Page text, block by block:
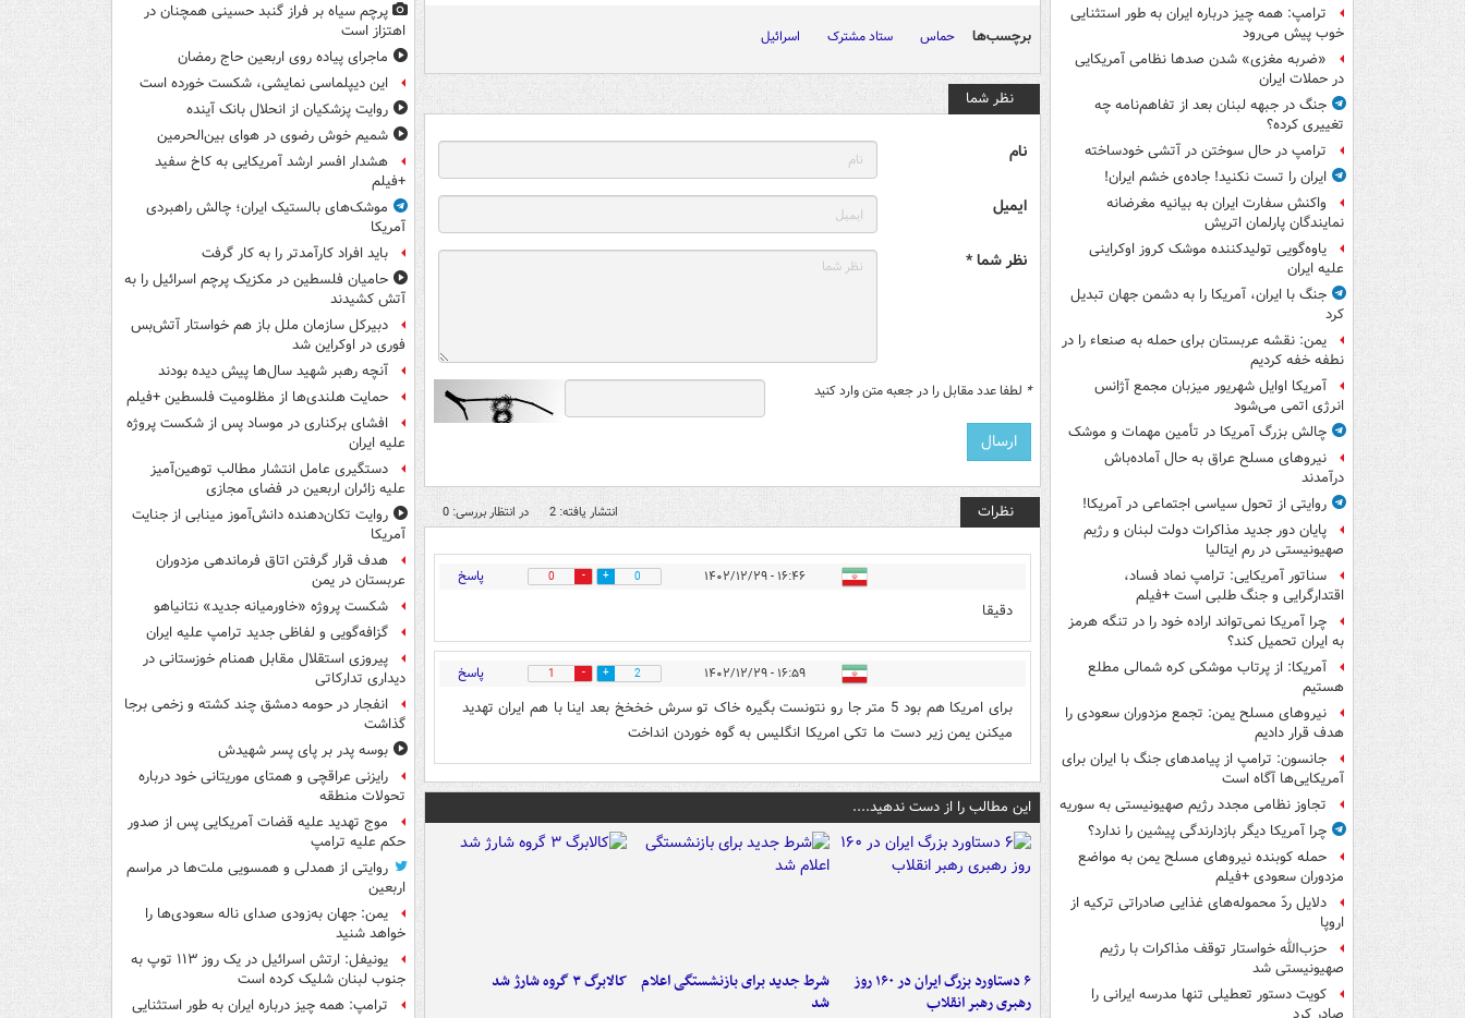
ترامپ: همه چیز درباره ایران به طور استثنایی
خوب پیش می‌رود
«ضربه مغزی» شدن صدها نظامی آمریکایی
در حملات ایران
جنگ در جبهه لبنان بعد از تفاهم‌نامه چه
تغییری کرده؟
ترامپ در حال سوختن در آتشی خودساخته
ایران را تست نکنید! جاده‌ی خشم ایران!
واکنش سفارت ایران به بیانیه مغرضانه
نمایندگان پارلمان اتریش
یاوه‌گویی تولیدکننده موشک کروز اوکراینی
علیه ایران
جنگ با ایران، آمریکا را به دشمن جهان تبدیل
کرد
یمن: نقشه عربستان برای حمله به صنعاء را در
نطفه خفه کردیم
آمریکا اوایل شهریور میزبان مجمع آژانس
انرژی اتمی می‌شود
چالش بزرگ آمریکا در تأمین مهمات و موشک
نیروهای مسلح عراق به حال آماده‌باش
درآمدند
روایتی از تحول سیاسی اجتماعی در آمریکا!
پایان دور جدید مذاکرات دولت لبنان و رژیم
صهیونیستی در رم ایتالیا
سناتور آمریکایی: ترامپ نماد فساد،
اقتدارگرایی و جنگ طلبی است +فیلم
چرا آمریکا نمی‌تواند اراده خود را در تنگه هرمز
به ایران تحمیل کند؟
آمریکا: از پرتاب موشکی کره شمالی مطلع
هستیم
نیروهای مسلح یمن: تجمع مزدوران سعودی را
هدف قرار دادیم
جانسون: ترامپ از پیامدهای جنگ با ایران برای
آمریکایی‌ها آگاه است
تجاوز نظامی مجدد رژیم صهیونیستی به سوریه
چرا آمریکا دیگر بازدارندگی پیشین را ندارد؟
حمله کوبنده نیروهای مسلح یمن به مواضع
مزدوران سعودی +فیلم
دلایل ردّ محموله‌های غذایی صادراتی ترکیه از
اروپا
حزب‌الله خواستار توقف مذاکرات با رژیم
صهیونیستی شد
کویت دستور تعطیلی تنها مدرسه ایرانی را
برچسب‌ها حماس ستاد مشترک اسرائیل
نظر شما
نام
ایمیل
نظر شما *
* لطفا عدد مقابل را در جعبه متن وارد کنید
نظرات انتشار یافته: 2 در انتظار بررسی: 0
۱۶:۴۶ - ۱۴۰۲/۱۲/۲۹ 0
0 پاسخ
دقیقا
۱۶:۵۹ - ۱۴۰۲/۱۲/۲۹ 2
1 پاسخ
برای امریکا هم بود 5 متر جا رو نتونست بگیره خاک تو سرش خخخخ بعد اینا با هم ایران تهدید
میکنن یمن زیر دست ما تکی امریکا انگلیس به گوه خوردن انداخت
این مطالب را از دست ندهید....
۶ دستاورد بزرگ ایران در ۱۶۰ روز
رهبری رهبر انقلاب
شرط جدید برای بازنشستگی اعلام
شد
کالابرگ ۳ گروه شارژ شد
پرچم سیاه بر فراز گنبد حسینی همچنان در
اهتزاز است
ماجرای پیاده روی اربعین حاج رمضان
این دیپلماسی نمایشی، شکست خورده است
روایت پزشکیان از انحلال بانک آینده
شمیم خوش رضوی در هوای بین‌الحرمین
هشدار افسر ارشد آمریکایی به کاخ سفید
+فیلم
موشک‌های بالستیک ایران؛ چالش راهبردی
آمریکا
باید افراد کارآمدتر را به کار گرفت
حامیان فلسطین در مکزیک پرچم اسرائیل را به
آتش کشیدند
دبیرکل سازمان ملل باز هم خواستار آتش‌بس
فوری در اوکراین شد
آنچه رهبر شهید سال‌ها پیش دیده بودند
حمایت هلندی‌ها از مظلومیت فلسطین +فیلم
افشای برکناری در موساد پس از شکست پروژه
علیه ایران
دستگیری عامل انتشار مطالب توهین‌آمیز
علیه زائران اربعین در فضای مجازی
روایت تکان‌دهنده دانش‌آموز مینابی از جنایت
آمریکا
هدف قرار گرفتن اتاق‌ فرماندهی مزدوران
عربستان در یمن
شکست پروژه «خاورمیانه جدید» نتانیاهو
گزافه‌گویی و لفاظی جدید ترامپ علیه ایران
پیروزی استقلال مقابل همنام خوزستانی در
دیداری تدارکاتی
انفجار در حومه دمشق چند کشته و زخمی برجا
گذاشت
بوسه‌ پدر بر پای پسر شهیدش
رایزنی عراقچی و همتای موریتانی خود درباره
تحولات منطقه
موج تهدید علیه قضات آمریکایی پس از صدور
حکم علیه ترامپ
روایتی از همدلی و همسویی ملت‌ها در مراسم
اربعین
یمن: جهان به‌زودی صدای ناله سعودی‌ها را
خواهد شنید
یونیفل: ارتش اسرائیل در یک روز ۱۱۳ توپ به
جنوب لبنان شلیک کرده است
ترامپ: همه چیز درباره ایران به طور استثنایی